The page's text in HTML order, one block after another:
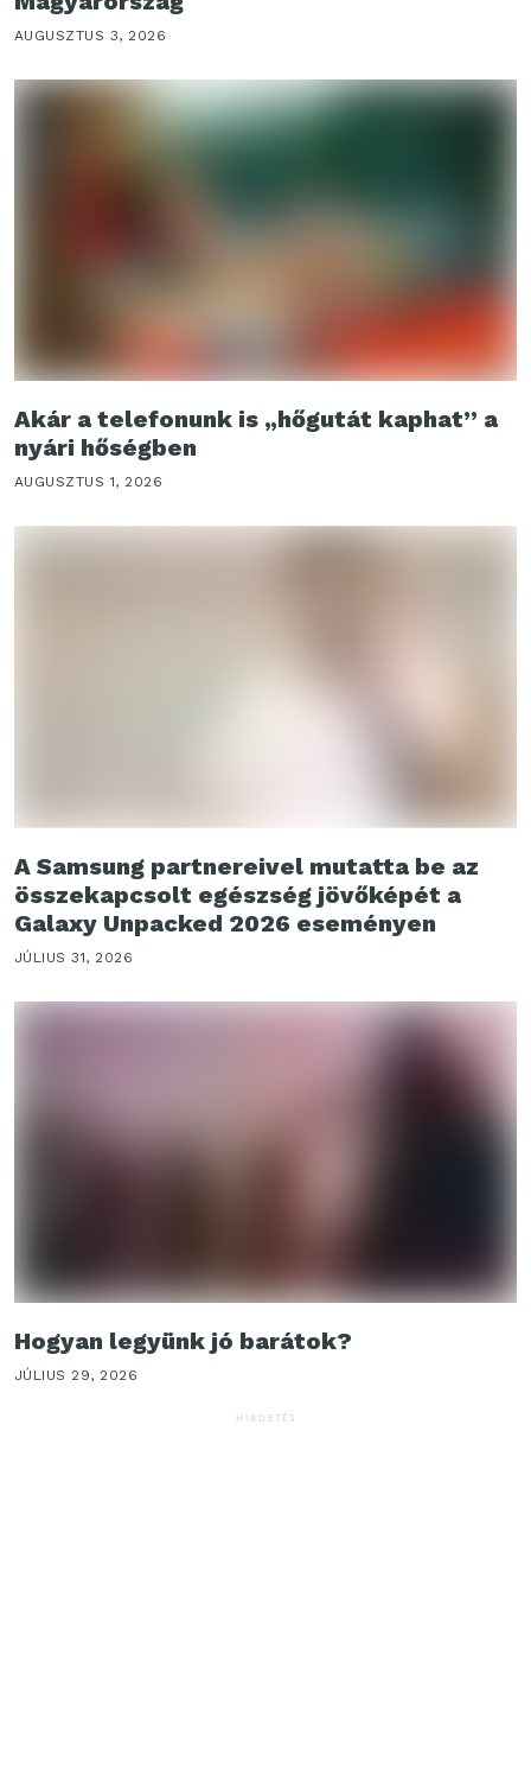
AUGUSZTUS 3, 2026
Akár a telefonunk is „hőgutát kaphat” a
nyári hőségben
AUGUSZTUS 1, 2026
A Samsung partnereivel mutatta be az
összekapcsolt egészség jövőképét a
Galaxy Unpacked 2026 eseményen
JÚLIUS 31, 2026
Hogyan legyünk jó barátok?
JÚLIUS 29, 2026
HIRDETÉS